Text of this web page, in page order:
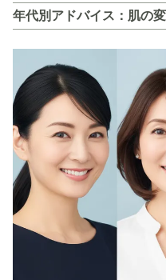
年代別アドバイス：肌の